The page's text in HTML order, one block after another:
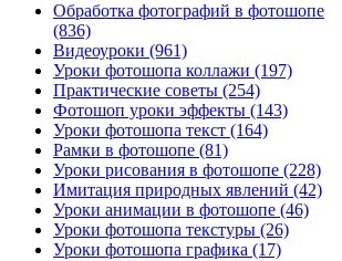
Обработка фотографий в фотошопе
(836)
Видеоуроки (961)
Уроки фотошопа коллажи (197)
Практические советы (254)
Фотошоп уроки эффекты (143)
Уроки фотошопа текст (164)
Рамки в фотошопе (81)
Уроки рисования в фотошопе (228)
Имитация природных явлений (42)
Уроки анимации в фотошопе (46)
Уроки фотошопа текстуры (26)
Уроки фотошопа графика (17)